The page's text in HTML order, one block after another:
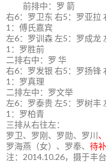
前排中：罗 箭
右6：罗卫东 右5：罗亚拉
1：傅氏嘉宾
左6：罗训森 左5：罗成龙
1：罗胜前
二排右中：罗 华
右6：罗发银 右5：罗扬锋
1：罗真理
二排左中：罗文举
左6：罗泰贵 左5：罗树丰
1：罗柏青
三排从右往左：
罗卫、罗刚、罗勋、罗川 、
罗海燕（女）、罗奉、 待
注：2014.10.26，摄于丰